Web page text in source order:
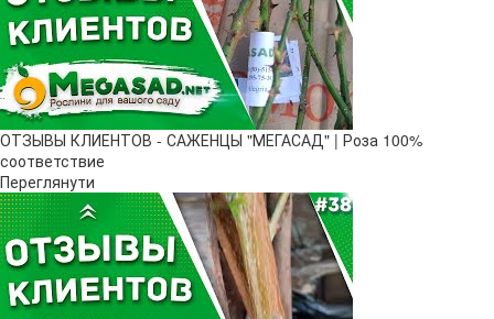
ОТЗЫВЫ КЛИЕНТОВ - САЖЕНЦЫ "МЕГАСАД" | Роза 100%
соответствие
Переглянути